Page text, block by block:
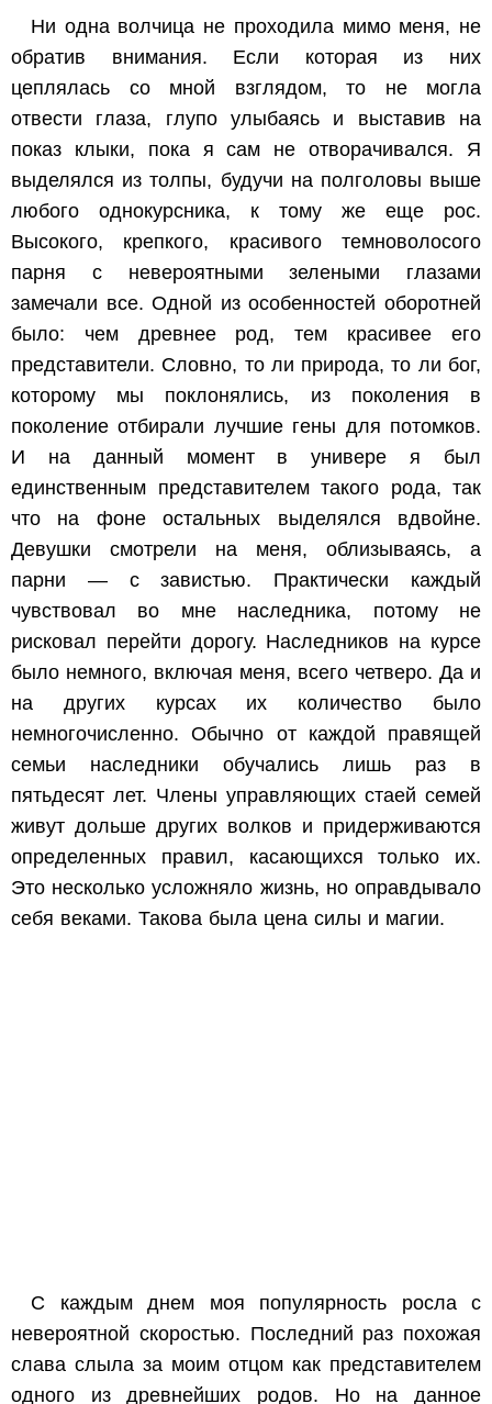
Ни одна волчица не проходила мимо меня, не
обратив внимания. Если которая из них
цеплялась со мной взглядом, то не могла
отвести глаза, глупо улыбаясь и выставив на
показ клыки, пока я сам не отворачивался. Я
выделялся из толпы, будучи на полголовы выше
любого однокурсника, к тому же еще рос.
Высокого, крепкого, красивого темноволосого
парня с невероятными зелеными глазами
замечали все. Одной из особенностей оборотней
было: чем древнее род, тем красивее его
представители. Словно, то ли природа, то ли бог,
которому мы поклонялись, из поколения в
поколение отбирали лучшие гены для потомков.
И на данный момент в универе я был
единственным представителем такого рода, так
что на фоне остальных выделялся вдвойне.
Девушки смотрели на меня, облизываясь, а
парни — с завистью. Практически каждый
чувствовал во мне наследника, потому не
рисковал перейти дорогу. Наследников на курсе
было немного, включая меня, всего четверо. Да и
на других курсах их количество было
немногочисленно. Обычно от каждой правящей
семьи наследники обучались лишь раз в
пятьдесят лет. Члены управляющих стаей семей
живут дольше других волков и придерживаются
определенных правил, касающихся только их.
Это несколько усложняло жизнь, но оправдывало
себя веками. Такова была цена силы и магии.
С каждым днем моя популярность росла с
невероятной скоростью. Последний раз похожая
слава слыла за моим отцом как представителем
одного из древнейших родов. Но на данное